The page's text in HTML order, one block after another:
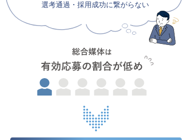
選考通過・採用成功に繋がらない